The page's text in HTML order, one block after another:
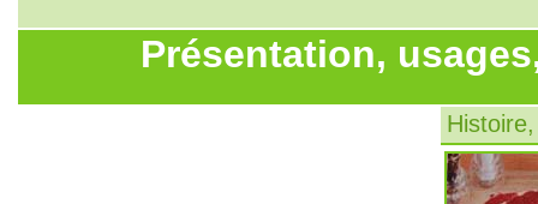
Présentation,